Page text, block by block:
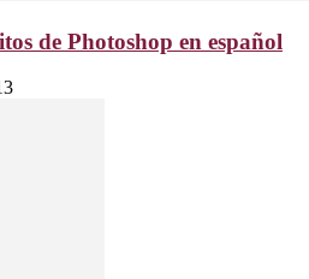
de Photoshop en español